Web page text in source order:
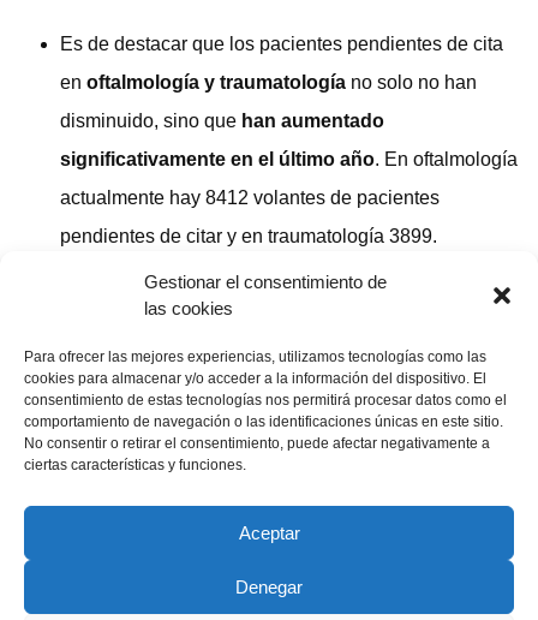
Gestionar el consentimiento de
las cookies
Para ofrecer las mejores experiencias, utilizamos tecnologías como las
cookies para almacenar y/o acceder a la información del dispositivo. El
consentimiento de estas tecnologías nos permitirá procesar datos como el
comportamiento de navegación o las identificaciones únicas en este sitio.
No consentir o retirar el consentimiento, puede afectar negativamente a
ciertas características y funciones.
Aceptar
Denegar
Es de destacar que los pacientes pendientes de cita
en oftalmología y traumatología no solo no han
disminuido, sino que han aumentado
significativamente en el último año. En oftalmología
actualmente hay 8412 volantes de pacientes
pendientes de citar y en traumatología 3899.
ADSP. Salamanca.
Compartir publicación
25 enero, 2026
Copyright © 2022 ADSP Salamanca. Todos los derechos